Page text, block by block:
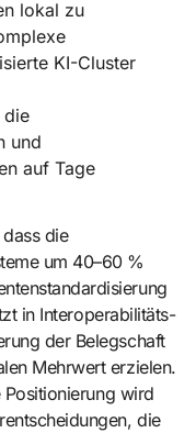
lokal zu
KI-Cluster
die
und
auf Tage
die
um 40–60 %
in Interoperabilitäts-
der Belegschaft
Mehrwert erzielen.
wird
die